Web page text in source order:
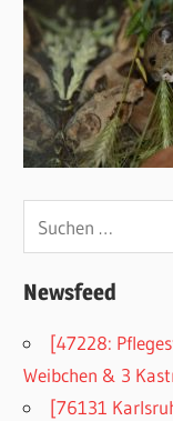
Newsfeed
[47228:
Weibchen & 3
[76131